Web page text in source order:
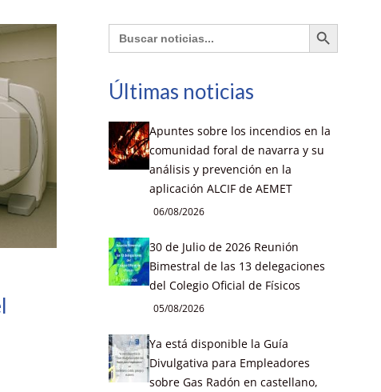
Buscar: Botón de búsqueda
Últimas noticias
Apuntes sobre los incendios en la
comunidad foral de navarra y su
análisis y prevención en la
aplicación ALCIF de AEMET
06/08/2026
30 de Julio de 2026 Reunión
Bimestral de las 13 delegaciones
del Colegio Oficial de Físicos
05/08/2026
Ya está disponible la Guía
Divulgativa para Empleadores
sobre Gas Radón en castellano,